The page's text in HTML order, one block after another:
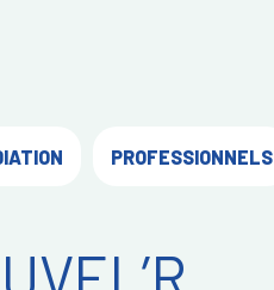
PROFESSIONNELS